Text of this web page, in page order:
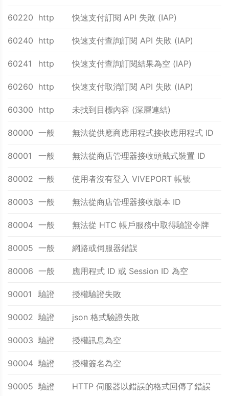
60220 http 快速支付訂閱 API 失敗 (IAP)
60240 http 快速支付查詢訂閱 API 失敗 (IAP)
60241 http 快速支付查詢訂閱結果為空 (IAP)
60260 http 快速支付取消訂閱 API 失敗 (IAP)
60300 http 未找到目標內容 (深層連結)
80000 一般 無法從供應商應用程式接收應用程式 ID
80001 一般 無法從商店管理器接收頭戴式裝置 ID
80002 一般 使用者沒有登入 VIVEPORT 帳號
80003 一般 無法從商店管理器接收版本 ID
80004 一般 無法從 HTC 帳戶服務中取得驗證令牌
80005 一般 網路或伺服器錯誤
80006 一般 應用程式 ID 或 Session ID 為空
90001 驗證 授權驗證失敗
90002 驗證 json 格式驗證失敗
90003 驗證 授權訊息為空
90004 驗證 授權簽名為空
90005 驗證 HTTP 伺服器以錯誤的格式回傳了錯誤